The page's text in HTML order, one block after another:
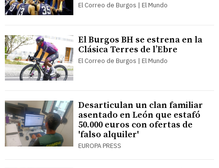
El Correo de Burgos | El Mundo
El Burgos BH se estrena en la
Clásica Terres de l’Ebre
El Correo de Burgos | El Mundo
Desarticulan un clan familiar
asentado en León que estafó
50.000 euros con ofertas de
'falso alquiler'
EUROPA PRESS